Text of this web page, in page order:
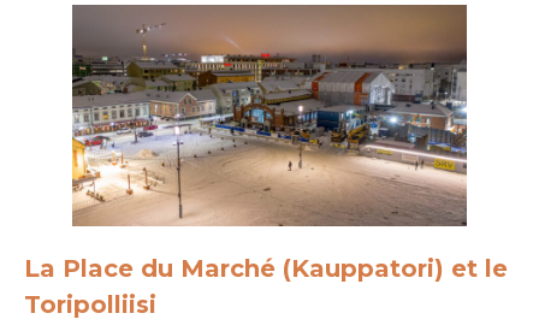
La Place du Marché (Kauppatori) et le
Toripolliisi